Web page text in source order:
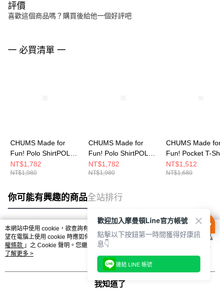
評價
喜歡這個商品嗎？購買後給他一個好評吧
一 必買清單 一
CHUMS Made for
Fun! Polo ShirtPOLO
男 短袖上衣 黑色
CH021268K001
NT$1,782
NT$1,980
CHUMS Made for
Fun! Polo ShirtPOLO
男 短袖上衣 深藍
CH021268N001
NT$1,782
NT$1,980
CHUMS Made
Fun! Pocket T-
短袖上衣 白色
CH012746W001
NT$1,512
NT$1,680
你可能有興趣的商品全站排行
熱門標籤
本網站中使用 cookie，欲查詢有關本網站使用 cookie 方式之詳情，及若您不希
望在電腦上使用 cookie 時應如何變更電腦的 cookie 設定，請參閱本網站「
隱私
權條款 」之 Cookie 聲明。您繼續使用本網站即表示您同意本公司得按本網站使
用條款之 Cookie 聲明使用 cookie。
了解更多 >
我知道了
歡迎加入摩曼頓Line官方帳號
點擊以下按鈕第一時間獲得好康訊
息👇
連結 LINE 帳號